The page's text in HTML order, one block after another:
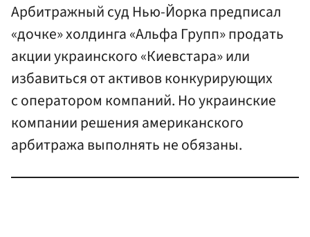
Арбитражный суд Нью-Йорка предписал
«дочке» холдинга «Альфа Групп» продать
акции украинского «Киевстара» или
избавиться от активов конкурирующих
с оператором компаний. Но украинские
компании решения американского
арбитража выполнять не обязаны.